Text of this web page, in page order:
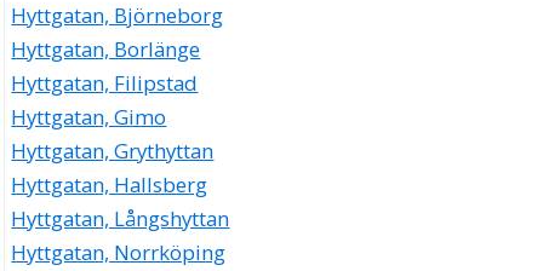
018-521595
Hyttgatan 9 Lgh 1001, 79162 Falun
Malin Berglund
070-2163452
Hyttgatan 9 Lgh 1102, 79162 Falun
Hyttgatan, Björneborg
Hyttgatan, Borlänge
Hyttgatan, Filipstad
Hyttgatan, Gimo
Hyttgatan, Grythyttan
Hyttgatan, Hallsberg
Hyttgatan, Långshyttan
Hyttgatan, Norrköping